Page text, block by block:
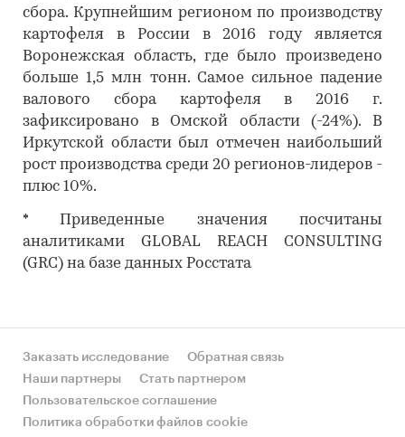
сбора. Крупнейшим регионом по производству
картофеля в России в 2016 году является
Воронежская область, где было произведено
больше 1,5 млн тонн. Самое сильное падение
валового сбора картофеля в 2016 г.
зафиксировано в Омской области (-24%). В
Иркутской области был отмечен наибольший
рост производства среди 20 регионов-лидеров -
плюс 10%.
* Приведенные значения посчитаны
аналитиками GLOBAL REACH CONSULTING
(GRC) на базе данных Росстата
Заказать исследование
Обратная связь
Наши партнеры
Стать партнером
Пользовательское соглашение
Политика обработки файлов cookie